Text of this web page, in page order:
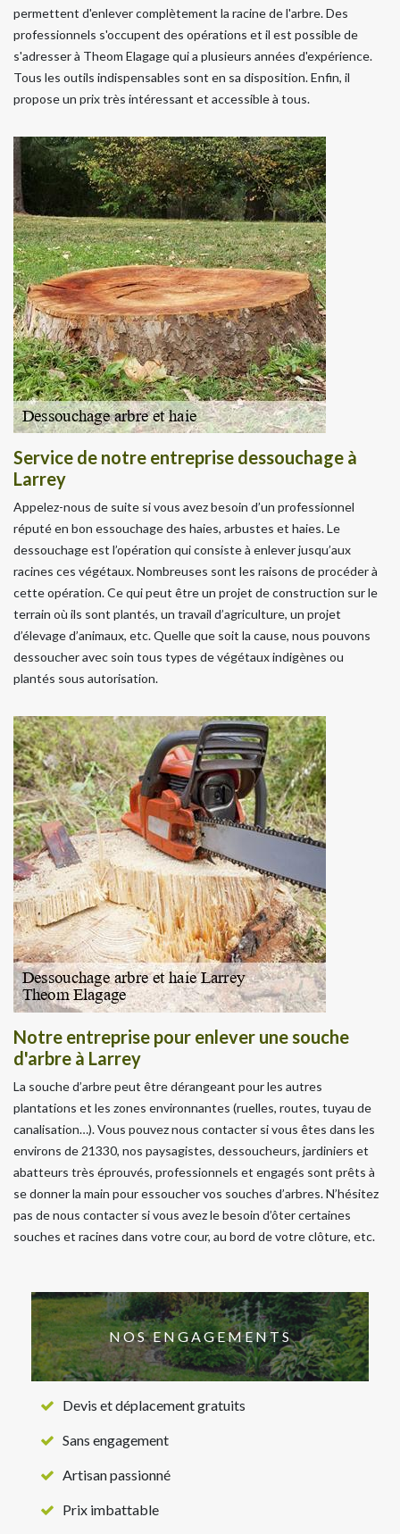
permettent d'enlever complètement la racine de l'arbre. Des
professionnels s'occupent des opérations et il est possible de
s'adresser à Theom Elagage qui a plusieurs années d'expérience.
Tous les outils indispensables sont en sa disposition. Enfin, il
propose un prix très intéressant et accessible à tous.
Service de notre entreprise dessouchage à
Larrey
Appelez-nous de suite si vous avez besoin d’un professionnel
réputé en bon essouchage des haies, arbustes et haies. Le
dessouchage est l’opération qui consiste à enlever jusqu’aux
racines ces végétaux. Nombreuses sont les raisons de procéder à
cette opération. Ce qui peut être un projet de construction sur le
terrain où ils sont plantés, un travail d’agriculture, un projet
d’élevage d’animaux, etc. Quelle que soit la cause, nous pouvons
dessoucher avec soin tous types de végétaux indigènes ou
plantés sous autorisation.
Notre entreprise pour enlever une souche
d'arbre à Larrey
La souche d’arbre peut être dérangeant pour les autres
plantations et les zones environnantes (ruelles, routes, tuyau de
canalisation…). Vous pouvez nous contacter si vous êtes dans les
environs de 21330, nos paysagistes, dessoucheurs, jardiniers et
abatteurs très éprouvés, professionnels et engagés sont prêts à
se donner la main pour essoucher vos souches d’arbres. N’hésitez
pas de nous contacter si vous avez le besoin d’ôter certaines
souches et racines dans votre cour, au bord de votre clôture, etc.
NOS ENGAGEMENTS
Devis et déplacement gratuits
Sans engagement
Artisan passionné
Prix imbattable